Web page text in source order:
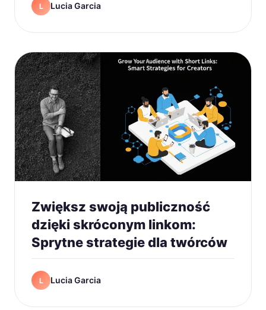
L Lucia Garcia
Zwiększ swoją publiczność
dzięki skróconym linkom:
Sprytne strategie dla twórców
L Lucia Garcia